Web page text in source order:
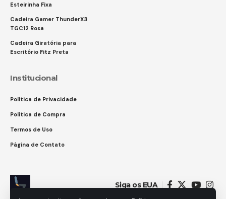
Esteirinha Fixa
Cadeira Gamer ThunderX3
TGC12 Rosa
Cadeira Giratória para
Escritório Fitz Preta
Institucional
Política de Privacidade
Política de Compra
Termos de Uso
Página de Contato
Siga os EUA